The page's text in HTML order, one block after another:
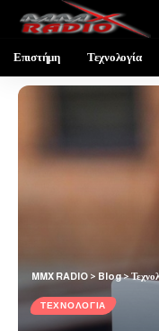
Επιστήμη Τεχνολογία
MMX RADIO > Blog>
ΤΕΧΝΟΛΟΓΊΑ